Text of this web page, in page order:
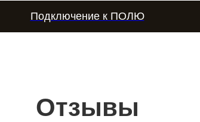
Подключение к ПОЛЮ
Отзывы